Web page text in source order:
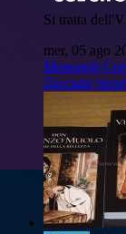
Si tratta
mer, 05 ago
Monopoli
Zaccaria Sport